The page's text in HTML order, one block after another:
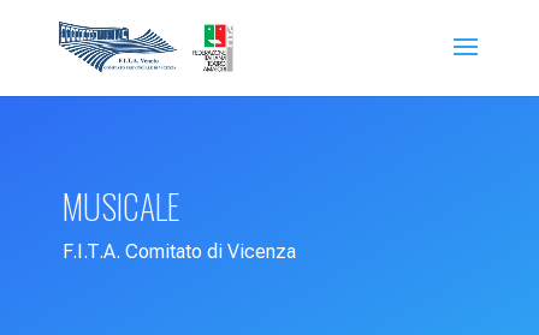
MUSICALE
F.I.T.A. Comitato di Vicenza